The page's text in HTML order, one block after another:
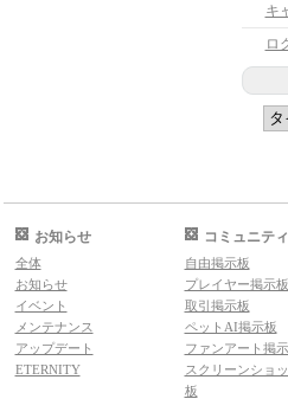
キ
ロ
お知らせ
全体
お知らせ
イベント
メンテナンス
アップデート
ETERNITY
コミュニティ
自由掲示板
プレイヤー掲示板
取引掲示板
ペットAI掲示板
ファンアート掲
スクリーンショ
板